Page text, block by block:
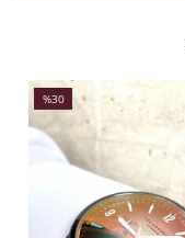
%30
İndirim
%30İndirim